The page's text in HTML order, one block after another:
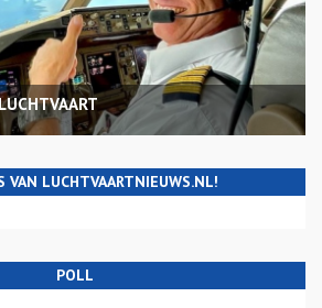
VAN LUCHTVAARTNIEUWS.NL!
POLL